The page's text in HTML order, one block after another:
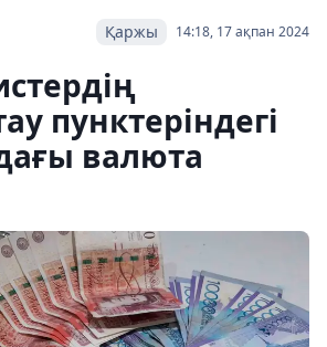
14:18, 17 ақпан 2024
Қаржы
пунктеріндегі
валюта